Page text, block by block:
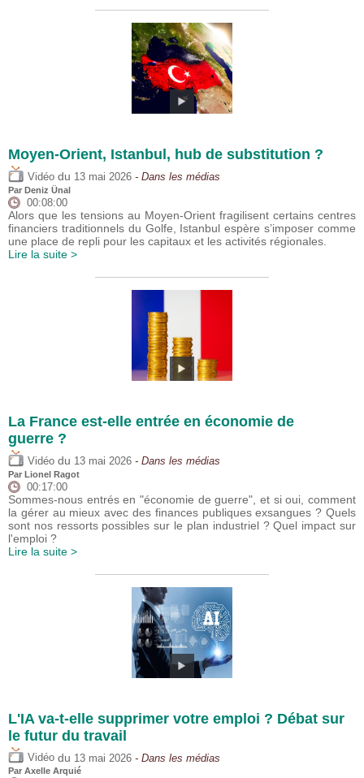
Moyen-Orient, Istanbul, hub de substitution ?
Vidéo du 13 mai 2026 - Dans les médias
Par Deniz Ünal
00:08:00
Alors que les tensions au Moyen-Orient fragilisent certains centres
financiers traditionnels du Golfe, Istanbul espère s’imposer comme
une place de repli pour les capitaux et les activités régionales.
Lire la suite >
La France est-elle entrée en économie de
guerre ?
Vidéo du 13 mai 2026 - Dans les médias
Par Lionel Ragot
00:17:00
Sommes-nous entrés en "économie de guerre", et si oui, comment
la gérer au mieux avec des finances publiques exsangues ? Quels
sont nos ressorts possibles sur le plan industriel ? Quel impact sur
l'emploi ?
Lire la suite >
L'IA va-t-elle supprimer votre emploi ? Débat sur
le futur du travail
Vidéo du 13 mai 2026 - Dans les médias
Par Axelle Arquié